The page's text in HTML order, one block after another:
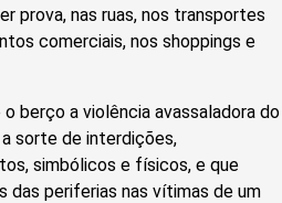
prova, nas ruas, nos transportes
comerciais, nos shoppings e
berço a violência avassaladora do
sorte de interdições,
simbólicos e físicos, e que
das periferias nas vítimas de um